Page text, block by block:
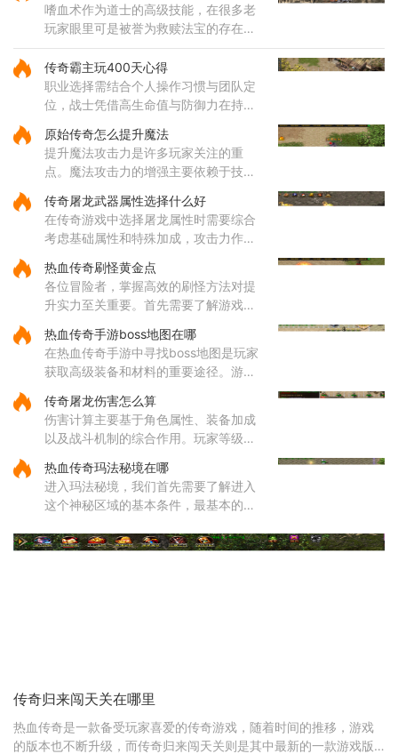
嗜血术作为道士的高级技能，在很多老
玩家眼里可是被誉为救赎法宝的存在。
这个技能不仅伤害可观，还带有独特的
吸血效果，能够在攻击敌人的同时为自
身恢复体力，大大提升了道士
传奇霸主玩400天心得
职业选择需结合个人操作习惯与团队定
位，战士凭借高生命值与防御力在持久
备高爆发特性，道士的召唤兽在继承元
婴属性后能显著提升战斗效率
原始传奇怎么提升魔法
提升魔法攻击力是许多玩家关注的重
点。魔法攻击力的增强主要依赖于技能
电术是一个核心输出技能，能够对远距
离目标造成高额伤害，因此在技
传奇屠龙武器属性选择什么好
在传奇游戏中选择屠龙属性时需要综合
考虑基础属性和特殊加成，攻击力作为
关注，它能有效提升玩家对战各类敌人
的效率。屠龙武器普遍具备较
热血传奇刷怪黄金点
各位冒险者，掌握高效的刷怪方法对提
升实力至关重要。首先需要了解游戏中
地是经验丰富的玩家经常光顾的场所，
这些地方的怪物刷新频率较高
热血传奇手游boss地图在哪
在热血传奇手游中寻找boss地图是玩家
获取高级装备和材料的重要途径。游戏
要包括矿洞、沃玛寺庙、祖玛寺庙、石
墓等地。矿洞分为不同层次，每层
传奇屠龙伤害怎么算
伤害计算主要基于角色属性、装备加成
以及战斗机制的综合作用。玩家等级和
础攻击力和技能伤害，提升等级和增加
主属性点是提高伤害的基础途
热血传奇玛法秘境在哪
进入玛法秘境，我们首先需要了解进入
这个神秘区域的基本条件，最基本的就
这个等级是连门都找不到的。除了等级
传奇归来闯天关在哪里
热血传奇是一款备受玩家喜爱的传奇游戏，随着时间的推移，游戏
的版本也不断升级，而传奇归来闯天关则是其中最新的一款游戏版